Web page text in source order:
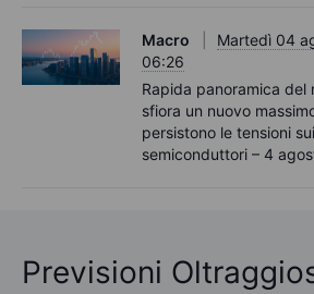
Macro
Martedì 04
06:26
Rapida panoramica del
sfiora un nuovo
persistono le tensioni
semiconduttori – 4
Previsioni